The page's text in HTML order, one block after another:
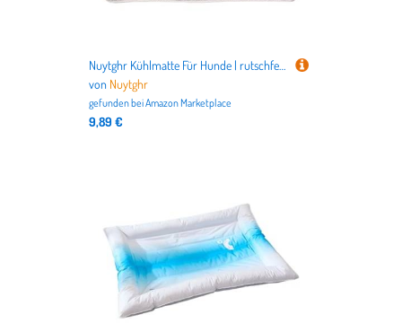
Nuytghr Kühlmatte Für Hunde | rutschfeste Kühleinlage Für Haustiere - rutschfeste Schmutzabweisende Kühlmatte Für Draußen Camping Reisen Zuhause Beach
von Nuytghr
gefunden beiAmazon Marketplace
9,89 €